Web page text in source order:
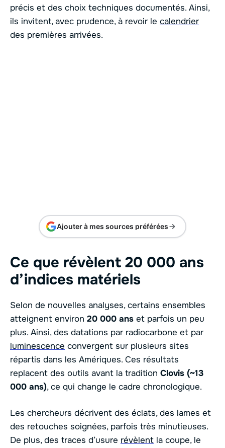
précis et des choix techniques documentés. Ainsi,
ils invitent, avec prudence, à revoir le calendrier
des premières arrivées.
Ajouter à mes sources préférées
Ce que révèlent 20 000 ans
d’indices matériels
Selon de nouvelles analyses, certains ensembles
atteignent environ 20 000 ans et parfois un peu
plus. Ainsi, des datations par radiocarbone et par
luminescence convergent sur plusieurs sites
répartis dans les Amériques. Ces résultats
replacent des outils avant la tradition Clovis (~13
000 ans), ce qui change le cadre chronologique.
Les chercheurs décrivent des éclats, des lames et
des retouches soignées, parfois très minutieuses.
De plus, des traces d’usure révèlent la coupe, le